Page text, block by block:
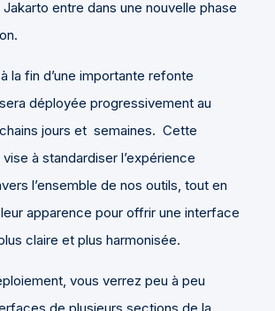
entre dans une nouvelle phase
la fin d’une importante refonte
déployée progressivement au
jours et semaines. Cette
à standardiser l’expérience
l’ensemble de nos outils, tout en
apparence pour offrir une interface
claire et plus harmonisée.
vous verrez peu à peu
de plusieurs sections de la